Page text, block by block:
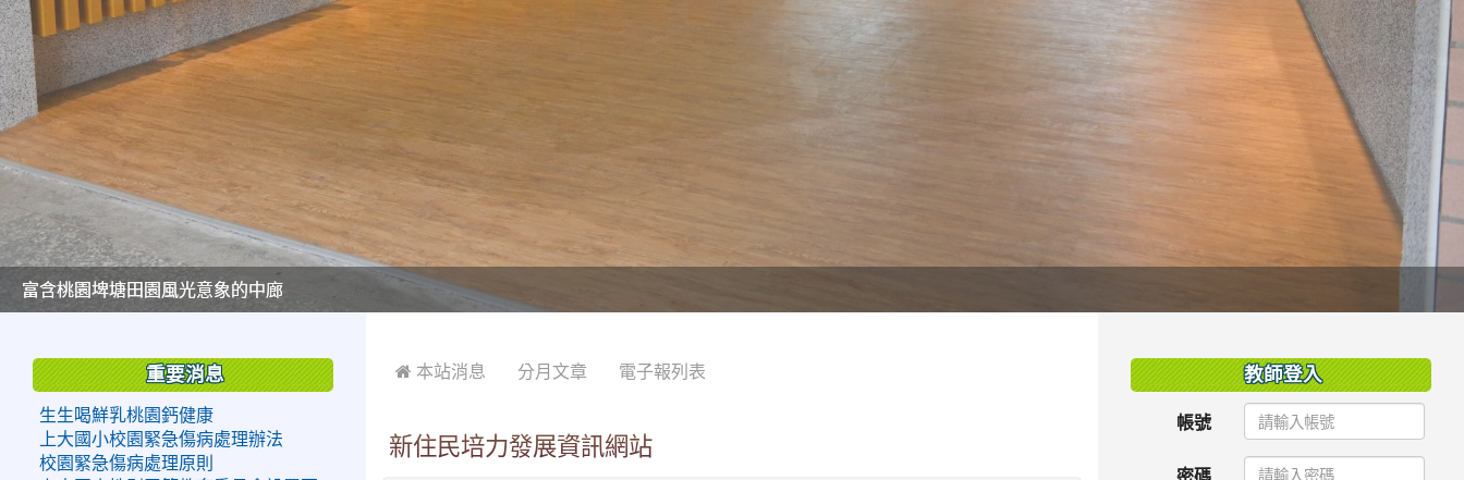
美麗的操場是我們活力的來源
美麗的操場是我們活力的來源
煥然一新的小司令台
煥然一新的小司令台
富含桃園埤塘田園風光意象的中廊
富含桃園埤塘田園風光意象的中廊
嶄新的中庭廣場
嶄新的中庭廣場
水生池生生不息
水生池生生不息
 本站消息 分月文章 電子報列表
新住民培力發展資訊網站
重要消息
生生喝鮮乳桃園鈣健康
上大國小校園緊急傷病處理辦法
校園緊急傷病處理原則
教師登入
帳號
密碼